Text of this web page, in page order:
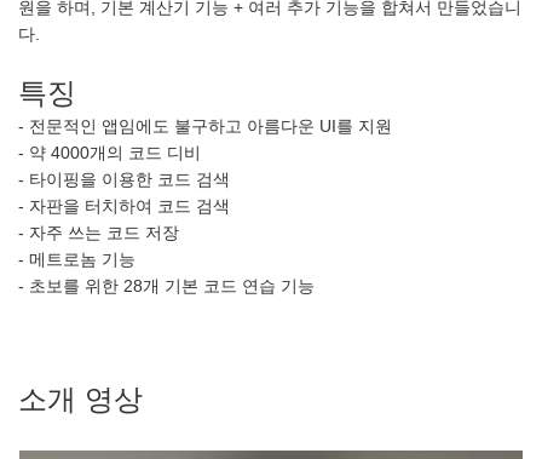
원을 하며, 기본 계산기 기능 + 여러 추가 기능을 합쳐서 만들었습니
다.
특징
- 전문적인 앱임에도 불구하고 아름다운 UI를 지원
- 약 4000개의 코드 디비
- 타이핑을 이용한 코드 검색
- 자판을 터치하여 코드 검색
- 자주 쓰는 코드 저장
- 메트로놈 기능
- 초보를 위한 28개 기본 코드 연습 기능
소개 영상